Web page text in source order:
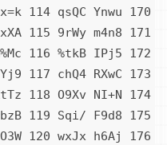
114 qsQC Ynwu 170
115 9rWy m4n8
116 %tkB IPj5 172
117 chQ4 RXwC 173
118 O9Xv NI+N 174
119 Sqi/ F9d8 175
120 wxJx h6Aj 176